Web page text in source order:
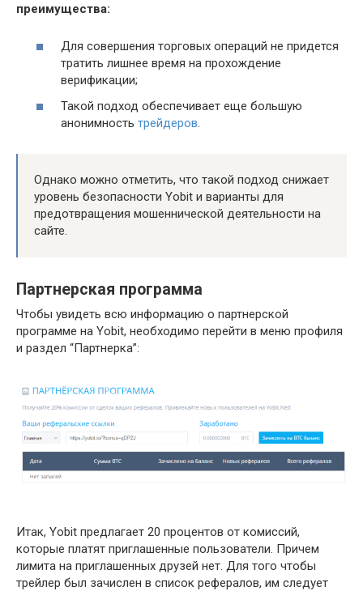
преимущества:
Для совершения торговых операций не придется
тратить лишнее время на прохождение
верификации;
Такой подход обеспечивает еще большую
анонимность трейдеров.
Однако можно отметить, что такой подход снижает
уровень безопасности Yobit и варианты для
предотвращения мошеннической деятельности на
сайте.
Партнерская программа
Чтобы увидеть всю информацию о партнерской
программе на Yobit, необходимо перейти в меню профиля
и раздел “Партнерка”:
Итак, Yobit предлагает 20 процентов от комиссий,
которые платят приглашенные пользователи. Причем
лимита на приглашенных друзей нет. Для того чтобы
трейлер был зачислен в список рефералов, им следует